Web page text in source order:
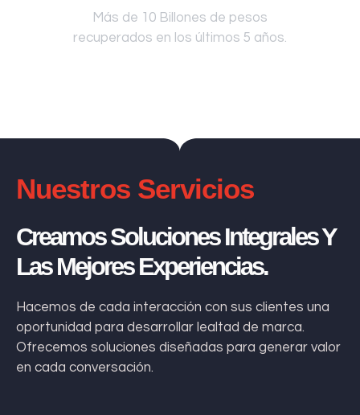
Más de 10 Billones de pesos
recuperados en los últimos 5 años.
Nuestros Servicios
Creamos Soluciones Integrales Y
Las Mejores Experiencias.
Hacemos de cada interacción con sus clientes una
oportunidad para desarrollar lealtad de marca.
Ofrecemos soluciones diseñadas para generar valor
en cada conversación.